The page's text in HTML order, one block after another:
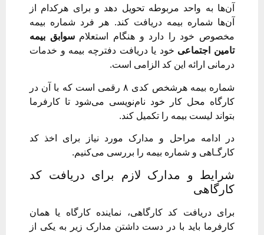
آن‌ها به واحد مربوطه تحویل دهد و برای هرکدام از
آن‌ها شماره بیمه دریافت کند. هر فرد شماره بیمه
مخصوص خود را دارد و هنگام استعلامسوابق بیمه
تامین اجتماعی خود یا دریافت دفترچه بیمه و خدمات
درمانی ارائه این کد الزامی است.
شماره بیمه هرشخص کدی ۸ رقمی است که با آن در
کارگاه محل کار خود نام‌نویسی می‌شود تا کارفرما
بتواند لیست بیمه را تکمیل کند.
در ادامه مراحل و مدارک مورد نیاز برای اخذ کد
کارگـاهی و شماره بیمه را بررسی می‌کنیم.
شرایط و مدارک لازم برای دریافت کد
کارگاهی
برای دریافت کد کارگاهی، نماینده کارگاه یا همان
کارفرما باید با در دست داشتن مدارک زیر به یکی از